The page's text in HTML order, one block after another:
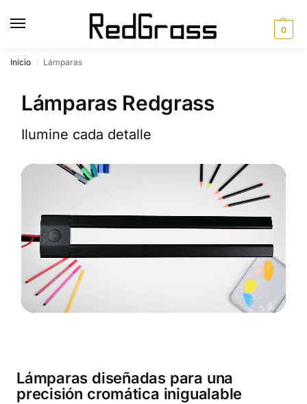
0
Inicio / Lámparas
Lámparas Redgrass
Ilumine cada detalle
Lámparas diseñadas para una
precisión cromática inigualable